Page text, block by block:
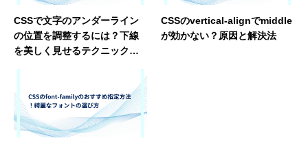
CSSで文字のアンダーライン
の位置を調整するには？下線
を美しく見せるテクニックを
CSSのvertical-alignでmiddle
が効かない？原因と解決法